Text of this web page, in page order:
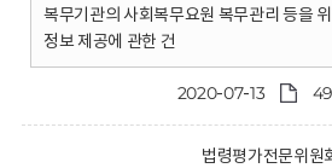
복무기관의 사회복무요원 복무관리 등을
정보 제공에 관한 건
2020-07-13
법령평가전문위원